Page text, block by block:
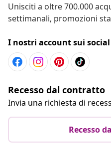
Unisciti a oltre 700.000
settimanali, promozioni
I nostri account sui
Recesso dal contratto
Invia una richiesta di
Recesso